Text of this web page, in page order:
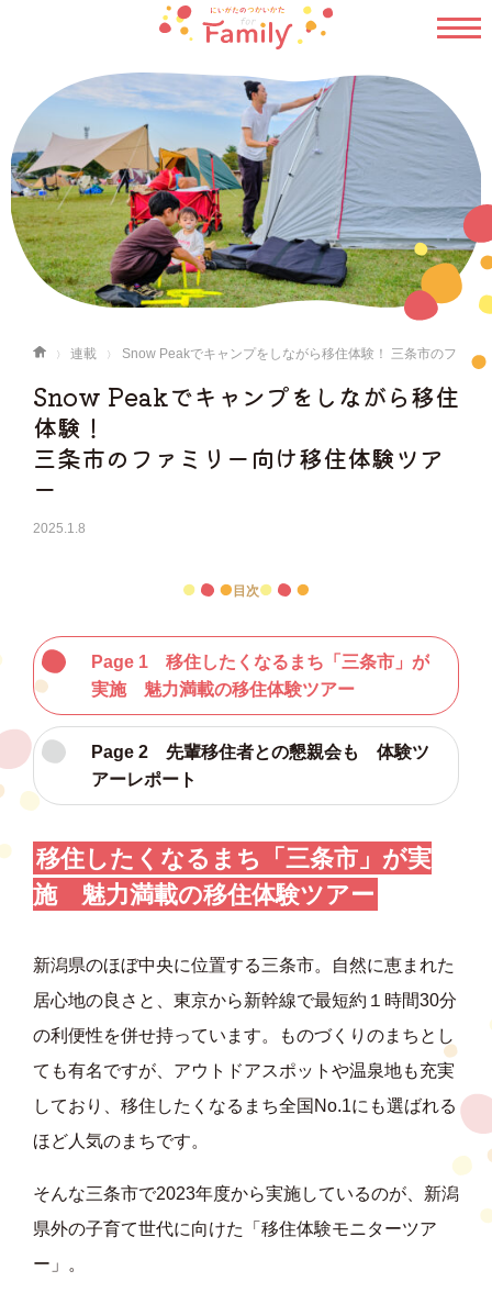
連載
Snow Peakでキャンプをしながら移住体験！ 三条市のフ
Snow Peakでキャンプをしながら移住
体験！
三条市のファミリー向け移住体験ツア
ー
2025.1.8
目次
Page 1 移住したくなるまち「三条市」が
実施 魅力満載の移住体験ツアー
Page 2 先輩移住者との懇親会も 体験ツ
アーレポート
移住したくなるまち「三条市」が実
施 魅力満載の移住体験ツアー
新潟県のほぼ中央に位置する三条市。自然に恵まれた
居心地の良さと、東京から新幹線で最短約１時間30分
の利便性を併せ持っています。ものづくりのまちとし
ても有名ですが、アウトドアスポットや温泉地も充実
しており、移住したくなるまち全国No.1にも選ばれる
ほど人気のまちです。
そんな三条市で2023年度から実施しているのが、新潟
県外の子育て世代に向けた「移住体験モニターツア
ー」。